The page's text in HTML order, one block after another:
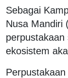
Sebagai
Nusa Mandiri
perpustakaan
ekosistem
Perpustakaan